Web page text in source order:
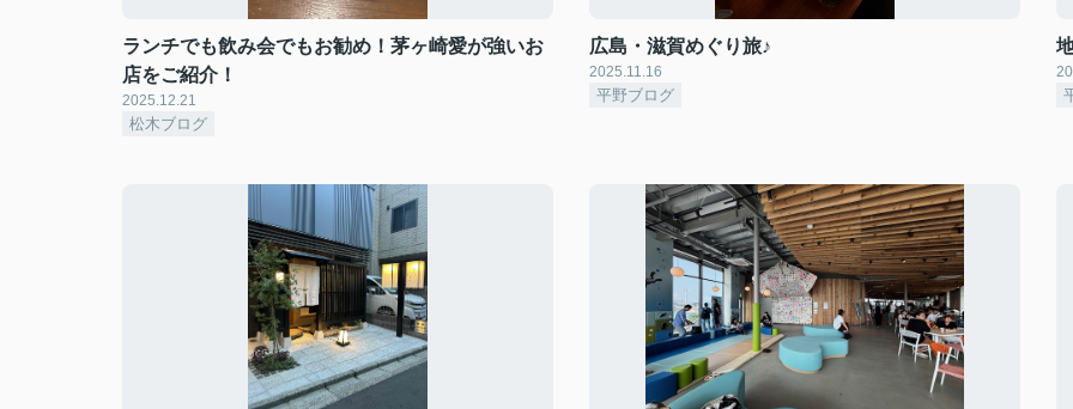
ランチでも飲み会でもお勧め！茅ヶ崎愛が強いお
店をご紹介！
2025.12.21
松木ブログ
広島・滋賀めぐり旅♪
2025.11.16
平野ブログ